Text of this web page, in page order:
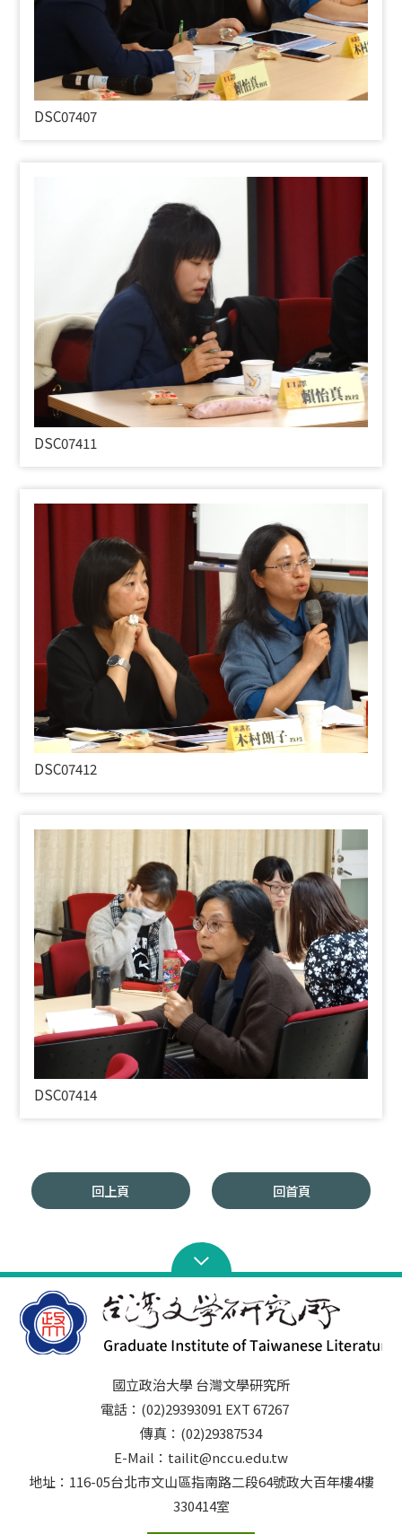
DSC07407
DSC07411
DSC07412
DSC07414
回上頁 回首頁
國立政治大學 台灣文學研究所
電話：(02)29393091 EXT 67267
傳真：(02)29387534
E-Mail：tailit@nccu.edu.tw
地址：116-05台北市文山區指南路二段64號政大百年樓4樓
330414室